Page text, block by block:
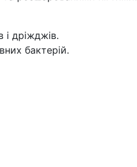
дріжджів.
бактерій.